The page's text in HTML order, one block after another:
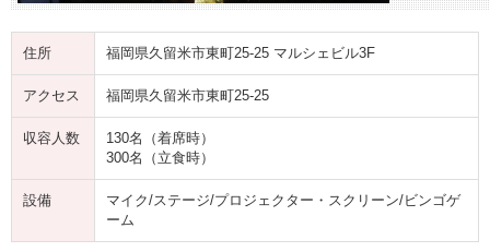
住所 福岡県久留米市東町25-25 マルシェビル3F
アクセス 福岡県久留米市東町25-25
収容人数
130名（着席時）
300名（立食時）
設備
マイク/ステージ/プロジェクター・スクリーン/ビンゴゲ
ーム